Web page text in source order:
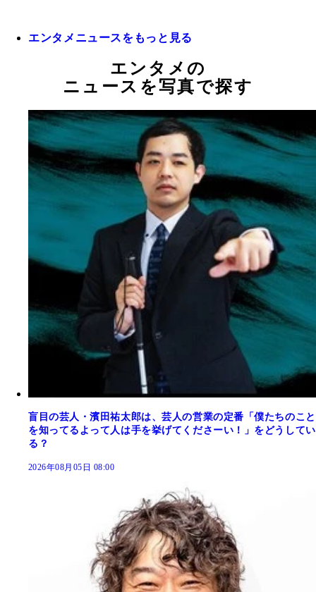
エンタメニュースをもっと見る
エンタメの
ニュースを写真で探す
盲目の芸人・濱田祐太郎は、芸人の営業の定番「僕たちのこと
を知ってるよって人は手を挙げてくださーい！」をどうしてい
る？
2026年08月05日 08:00